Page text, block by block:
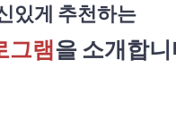
있게 추천하는
그램을 소개합니